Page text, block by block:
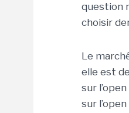
question
choisir
Le
elle est
sur
sur